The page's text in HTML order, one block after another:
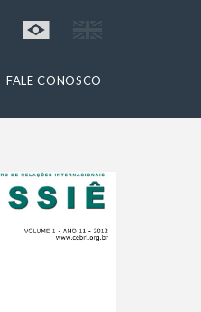
FALE CONOSCO